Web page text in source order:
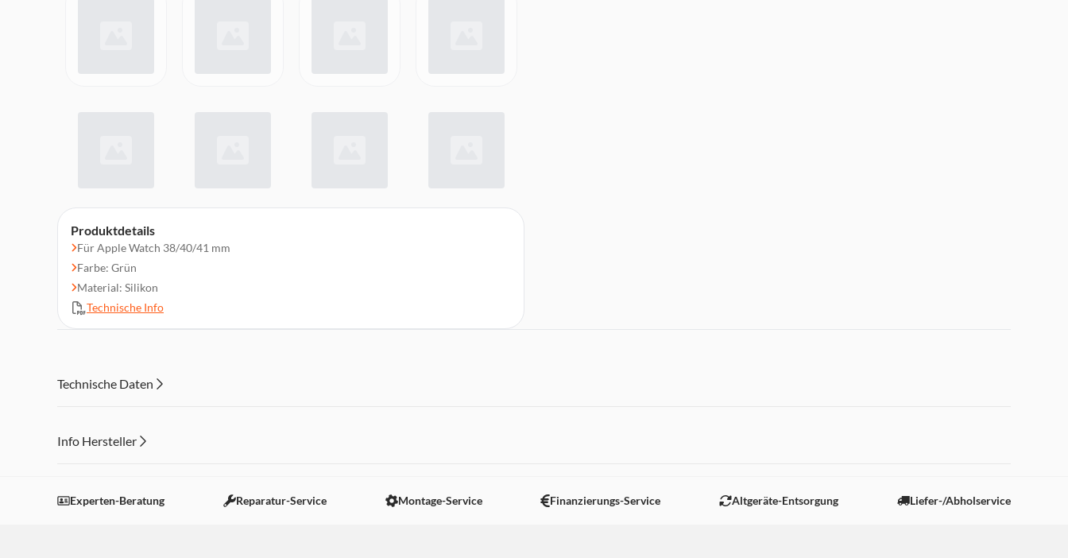
Produktdetails
Für Apple Watch 38/40/41 mm
Farbe: Grün
Material: Silikon
Technische Info
Technische Daten
Info Hersteller
Einstellungen anpassen
Experten-Beratung Reparatur-Service Montage-Service Finanzierungs-Service Altgeräte-Entsorgung Liefer-/Abholservice